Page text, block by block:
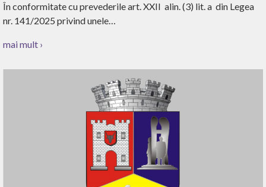
În conformitate cu prevederile art. XXII alin. (3) lit. a din Legea
nr. 141/2025 privind unele…
mai mult ›